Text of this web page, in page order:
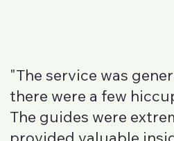
"The service was
there were a few
The guides were